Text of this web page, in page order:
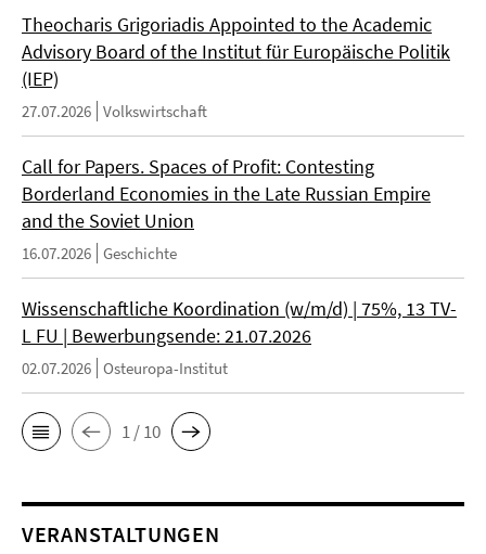
Theocharis Grigoriadis Appointed to the Academic
Advisory Board of the Institut für Europäische Politik
(IEP)
27.07.2026 Volkswirtschaft
Call for Papers. Spaces of Profit: Contesting
Borderland Economies in the Late Russian Empire
and the Soviet Union
16.07.2026 Geschichte
Wissenschaftliche Koordination (w/m/d) | 75%, 13 TV-
L FU | Bewerbungsende: 21.07.2026
02.07.2026 Osteuropa-Institut
1 / 10
VERANSTALTUNGEN